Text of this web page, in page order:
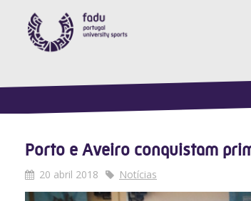
Porto e Aveiro conquistam
20 abril 2018 Notícias